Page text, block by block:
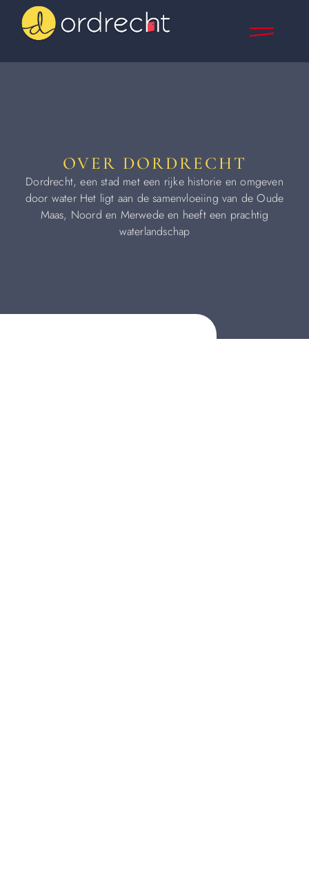
OVER DORDRECHT
Dordrecht, een stad met een rijke historie en omgeven
door water Het ligt aan de samenvloeiing van de Oude
Maas, Noord en Merwede en heeft een prachtig
waterlandschap